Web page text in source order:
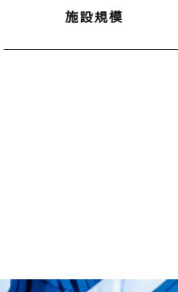
施設規模